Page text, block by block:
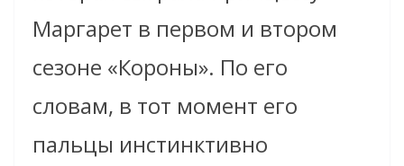
Маргарет в первом и втором
сезоне «Короны». По его
словам, в тот момент его
пальцы инстинктивно